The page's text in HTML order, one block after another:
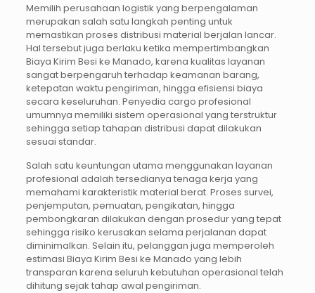
Memilih perusahaan logistik yang berpengalaman
merupakan salah satu langkah penting untuk
memastikan proses distribusi material berjalan lancar.
Hal tersebut juga berlaku ketika mempertimbangkan
Biaya Kirim Besi ke Manado, karena kualitas layanan
sangat berpengaruh terhadap keamanan barang,
ketepatan waktu pengiriman, hingga efisiensi biaya
secara keseluruhan. Penyedia cargo profesional
umumnya memiliki sistem operasional yang terstruktur
sehingga setiap tahapan distribusi dapat dilakukan
sesuai standar.
Salah satu keuntungan utama menggunakan layanan
profesional adalah tersedianya tenaga kerja yang
memahami karakteristik material berat. Proses survei,
penjemputan, pemuatan, pengikatan, hingga
pembongkaran dilakukan dengan prosedur yang tepat
sehingga risiko kerusakan selama perjalanan dapat
diminimalkan. Selain itu, pelanggan juga memperoleh
estimasi Biaya Kirim Besi ke Manado yang lebih
transparan karena seluruh kebutuhan operasional telah
dihitung sejak tahap awal pengiriman.